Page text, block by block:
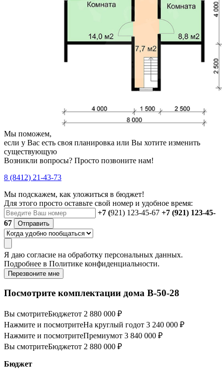
Мы поможем,
если у Вас есть своя планировка или Вы хотите изменить
существующую
Возникли вопросы? Просто позвоните нам!
8 (8412) 21-43-73
Мы подскажем, как уложиться в бюджет!
Для этого просто оставьте свой номер и удобное время:
+7 (921) 123-45-67 +7 (921) 123-45-
67
Отправить
Я даю согласие на обработку персональных данных.
Подробнее в Политике конфиденциальности.
Перезвоните мне
Посмотрите комплектации дома B-50-28
Вы смотритеБюджетот 2 880 000 ₽
Нажмите и посмотритеНа круглый годот 3 240 000 ₽
Нажмите и посмотритеПремиумот 3 840 000 ₽
Вы смотритеБюджетот 2 880 000 ₽
Бюджет